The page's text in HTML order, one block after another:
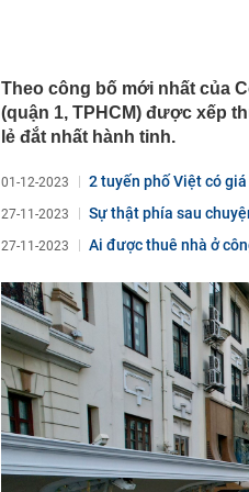
Choice
09:00
Thêm quan
thời gian tới
đều xuất
buộc mới
08:58
FPT "bắt tay"
08:52
Hầm chui Cổ
08:45
Nhà tâm lý
khuyên
08:44
Người dưới
biến động,
08:40
Người dùng
Samsung sở
Theo công bố mới nhất của
(quận 1, TPHCM) được xếp
lẻ đắt nhất hành tinh.
01-12-2023 2 tuyến phố Việt có
27-11-2023 Sự thật phía sau
27-11-2023 Ai được thuê nhà ở